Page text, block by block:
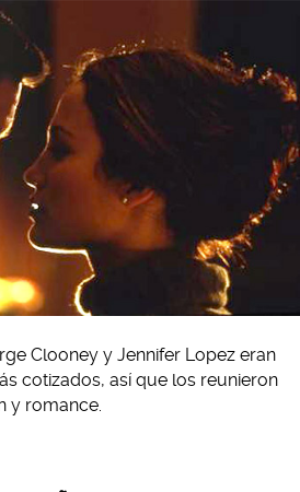
Clooney y Jennifer Lopez eran
cotizados, así que los reunieron
y romance.